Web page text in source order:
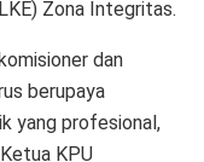
Zona Integritas.
dan
berupaya
yang profesional,
KPU